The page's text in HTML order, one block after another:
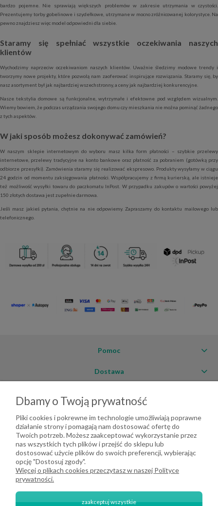
bardzo pojemne. Nie sprawiają większych problemów w zakresie utrzymania w czystości.
Prezentujemy torby gobelinowe i szydełkowe, utrzymane w mocno zróżnicowanej kolorystyce. Na
pewno znajdziesz więc model odpowiedni dla siebie.
Staramy się spełniać wszystkie oczekiwania naszych
klientów
Wychodzimy naprzeciw oczekiwaniom naszych klientów. Uważnie śledzimy modowe trendy i
tworzymy nowe projekty, które pozwolą nam zaoferować inspirujące rozwiązania. Staramy się, by
nasz asortyment był jak najbardziej wszechstronny, a ceny jak najbardziej konkurencyjne.
Nasze tekstylia domowe są funkcjonalne, wytrzymałe i efektowne pod względem wizualnym.
Wiemy bowiem, że podczas urządzania swojego domu czy mieszkania nie można pominąć żadnego
z tych aspektów.
W jaki sposób możesz dokonywać zamówień?
W naszym sklepie internetowym do wyboru masz kilka form płatności – szybkie przelewy
internetowe, przelewy tradycyjne na konto bankowe oraz płatność za pobraniem (gotówką przy
odbiorze przesyłki). Zamówienia staramy się realizować ekspresowo. Produkty wysyłamy w ciągu
24 godzin od momentu zaksięgowania płatności. Współpracujemy z firmą kurierską, ale istnieje
też możliwość wysyłki towaru do paczkomatu InPost. W przypadku zakupów o wartości powyżej
150 złotych dostawa jest zupełnie darmowa.
Jeśli masz jakieś pytania, chętnie na nie odpowiemy. Zapraszamy do kontaktu mailowego lub
telefonicznego.
Pomoc
Dostawa
O firmie
Dbamy o Twoją prywatność
Pliki cookies i pokrewne im technologie umożliwiają poprawne
działanie strony i pomagają nam dostosować ofertę do
Twoich potrzeb. Możesz zaakceptować wykorzystanie przez
nas wszystkich tych plików i przejść do sklepu lub
dostosować użycie plików do swoich preferencji, wybierając
opcję "Dostosuj zgody".
Więcej o plikach cookies przeczytasz w naszej Polityce
prywatności.
zaakceptuj wszystkie